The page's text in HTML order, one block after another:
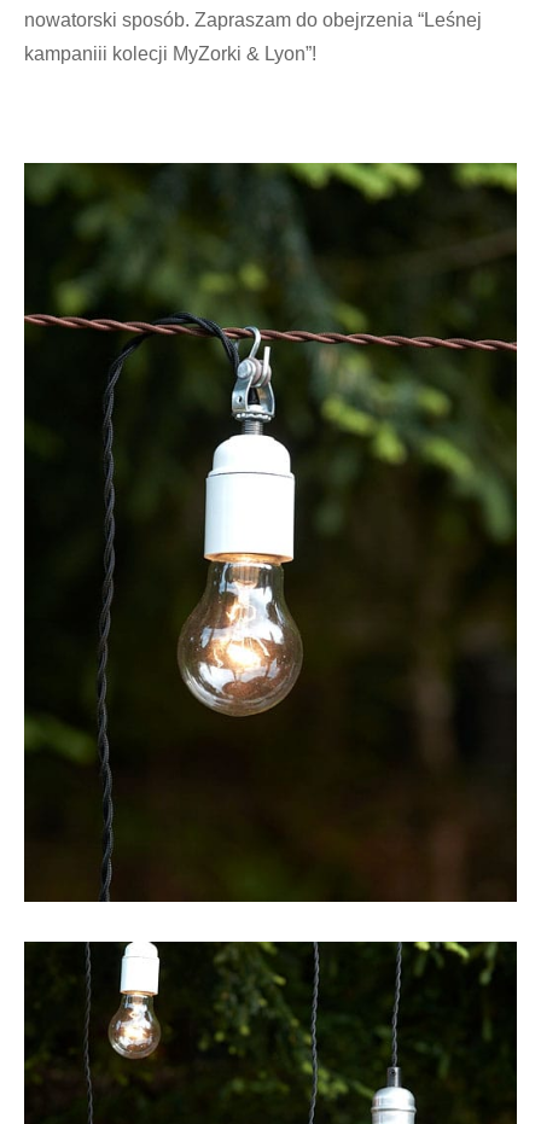
nowatorski sposób. Zapraszam do obejrzenia “Leśnej
kampaniii kolecji MyZorki & Lyon”!